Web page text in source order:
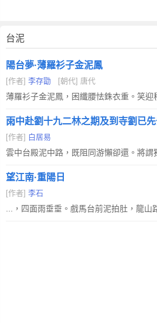
台泥
陽台夢·薄羅衫子金泥鳳
[作者] 李存勖 [朝代] 唐代
薄羅衫子金泥鳳，困纖腰怯銖衣重。笑
雨中赴劉十九二林之期及到寺劉已
[作者] 白居易
雲中台殿泥中路，既阻同游懶卻還。將
望江南·重陽日
[作者] 李石
...，四面雨垂垂。戲馬台前泥拍肚，龍